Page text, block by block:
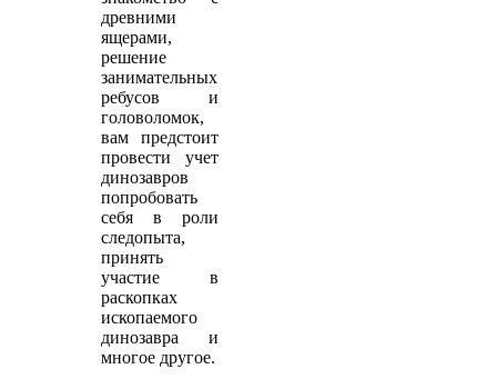
древними
ящерами,
решение
занимательных
ребусов и
головоломок,
вам предстоит
провести учет
динозавров
попробовать
себя в роли
следопыта,
принять
участие в
раскопках
ископаемого
динозавра и
многое другое.